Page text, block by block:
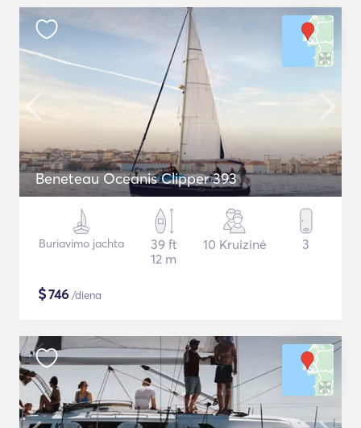
Beneteau Oceanis Clipper 393
Buriavimo jachta
39 ft
12 m
10 Kruizinė 3
$746 /diena